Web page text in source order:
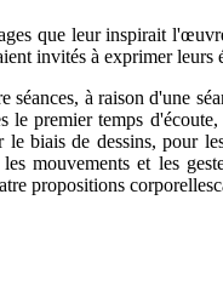
que leur inspirait
invités à exprimer leurs
à raison d'une
premier temps
biais de dessins, pour
mouvements et les
propositions